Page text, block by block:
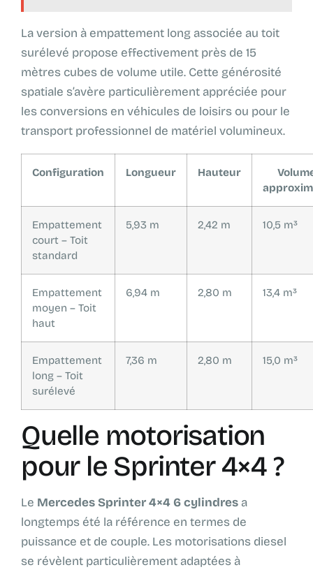
La version à empattement long associée au toit
surélevé propose effectivement près de 15
mètres cubes de volume utile. Cette générosité
spatiale s’avère particulièrement appréciée pour
les conversions en véhicules de loisirs ou pour le
transport professionnel de matériel volumineux.
Configuration Longueur Hauteur
Empattement
court – Toit
standard
5,93 m 2,42 m 10,5 m³
Empattement
moyen – Toit
haut
6,94 m 2,80 m 13,4 m³
Empattement
long – Toit
surélevé
7,36 m 2,80 m 15,0 m³
Quelle motorisation
pour le Sprinter 4×4 ?
Le Mercedes Sprinter 4×4 6 cylindres a
longtemps été la référence en termes de
puissance et de couple. Les motorisations diesel
se révèlent particulièrement adaptées à